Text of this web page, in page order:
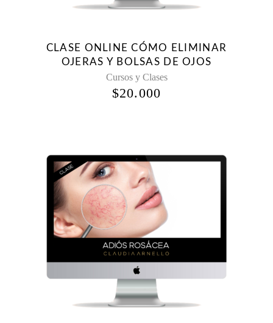
CLASE ONLINE CÓMO ELIMINAR
OJERAS Y BOLSAS DE OJOS
Cursos y Clases
$20.000